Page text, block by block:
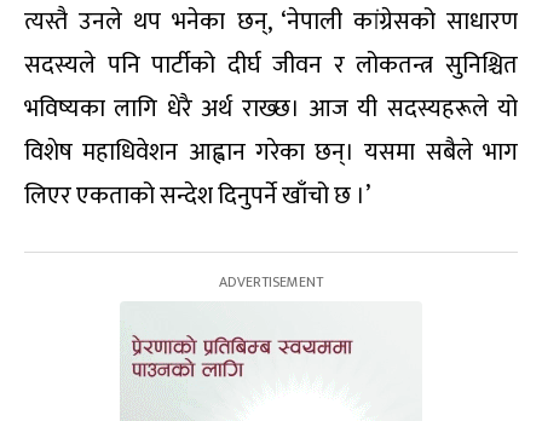
त्यस्तै उनले थप भनेका छन्, ‘नेपाली कांग्रेसको साधारण
सदस्यले पनि पार्टीको दीर्घ जीवन र लोकतन्त्र सुनिश्चित
भविष्यका लागि धेरै अर्थ राख्छ। आज यी सदस्यहरूले यो
विशेष महाधिवेशन आह्वान गरेका छन्। यसमा सबैले भाग
लिएर एकताको सन्देश दिनुपर्ने खाँचो छ ।’